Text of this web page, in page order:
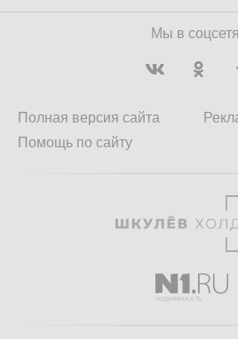
Мы в
Полная версия сайта
Помощь по сайту